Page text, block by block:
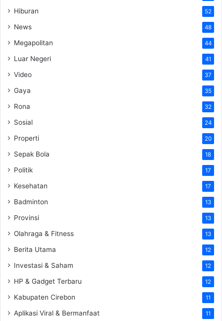
Hiburan 52
News 48
Megapolitan 44
Luar Negeri 41
Video 37
Gaya 35
Rona 32
Sosial 24
Properti 20
Sepak Bola 18
Politik 17
Kesehatan 17
Badminton 13
Provinsi 13
Olahraga & Fitness 13
Berita Utama 12
Investasi & Saham 12
HP & Gadget Terbaru 12
Kabupaten Cirebon 11
Aplikasi Viral & Bermanfaat 11